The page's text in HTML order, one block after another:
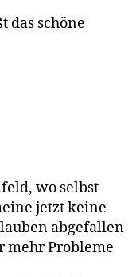
das schöne
wo selbst
jetzt keine
abgefallen
mehr Probleme